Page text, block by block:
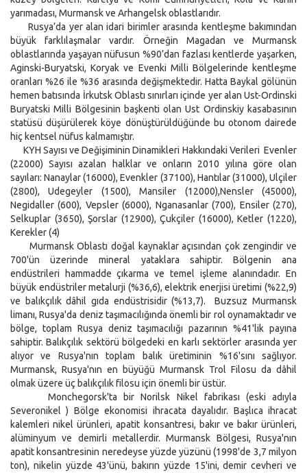
yarımadası, Murmansk ve Arhangelsk oblastlarıdır.
Rusya’da yer alan idari birimler arasında kentleşme bakımından
büyük farklılaşmalar vardır. Örneğin Magadan ve Murmansk
oblastlarında yaşayan nüfusun %90’dan fazlası kentlerde yaşarken,
Aginski-Buryatski, Koryak ve Evenki Milli Bölgelerinde kentleşme
oranları %26 ile %36 arasında değişmektedir. Hatta Baykal gölünün
hemen batısında İrkutsk Oblastı sınırları içinde yer alan Ust-Ordinski
Buryatski Milli Bölgesinin başkenti olan Ust Ordinskiy kasabasının
statüsü düşürülerek köye dönüştürüldüğünde bu otonom dairede
hiç kentsel nüfus kalmamıştır.
KYH Sayısı ve Değişiminin Dinamikleri Hakkındaki Verileri Evenler
(22000) Sayısı azalan halklar ve onların 2010 yılına göre olan
sayıları: Nanaylar (16000), Evenkler (37100), Hantılar (31000), Ulçiler
(2800), Udegeyler (1500), Mansiler (12000),Nensler (45000),
Negidaller (600), Vepsler (6000), Nganasanlar (700), Ensiler (270),
Selkuplar (3650), Şorslar (12900), Çukçiler (16000), Ketler (1220),
Kerekler (4)
Murmansk Oblastı doğal kaynaklar açısından çok zengindir ve
700'ün üzerinde mineral yataklara sahiptir. Bölgenin ana
endüstrileri hammadde çıkarma ve temel işleme alanındadır. En
büyük endüstriler metalurji (%36,6), elektrik enerjisi üretimi (%22,9)
ve balıkçılık dâhil gıda endüstrisidir (%13,7). Buzsuz Murmansk
limanı, Rusya'da deniz taşımacılığında önemli bir rol oynamaktadır ve
bölge, toplam Rusya deniz taşımacılığı pazarının %41'lik payına
sahiptir. Balıkçılık sektörü bölgedeki en karlı sektörler arasında yer
alıyor ve Rusya'nın toplam balık üretiminin %16'sını sağlıyor.
Murmansk, Rusya'nın en büyüğü Murmansk Trol Filosu da dâhil
olmak üzere üç balıkçılık filosu için önemli bir üstür.
Monchegorsk'ta bir Norilsk Nikel fabrikası (eski adıyla
Severonikel ) Bölge ekonomisi ihracata dayalıdır. Başlıca ihracat
kalemleri nikel ürünleri, apatit konsantresi, bakır ve bakır ürünleri,
alüminyum ve demirli metallerdir. Murmansk Bölgesi, Rusya'nın
apatit konsantresinin neredeyse yüzde yüzünü (1998'de 3,7 milyon
ton), nikelin yüzde 43'ünü, bakırın yüzde 15'ini, demir cevheri ve